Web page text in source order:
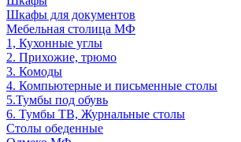
Шкафы для документов
Мебельная столица МФ
1, Кухонные углы
2. Прихожие, трюмо
3. Комоды
4. Компьютерные и письменные столы
5.Тумбы под обувь
6. Тумбы ТВ, Журнальные столы
Столы обеденные